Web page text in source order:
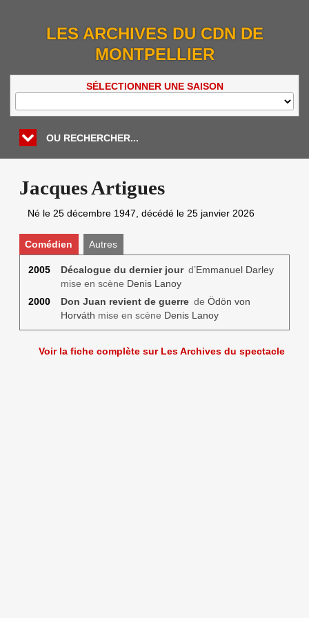
LES ARCHIVES DU CDN DE
MONTPELLIER
SÉLECTIONNER UNE SAISON
OU RECHERCHER...
Jacques Artigues
Né le 25 décembre 1947 , décédé le 25 janvier 2026
Comédien Autres
2005 Décalogue du dernier jourd’Emmanuel Darley
mise en scène Denis Lanoy
2000
Don Juan revient de guerrede Ödön von
Horváth mise en scène Denis Lanoy
Voir la fiche complète sur Les Archives du spectacle